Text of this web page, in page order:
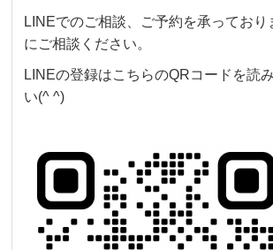
LINEでのご相談、ご予約を承っており
にご相談ください。
LINEの登録はこちらのQRコードを読
い(^ ^)